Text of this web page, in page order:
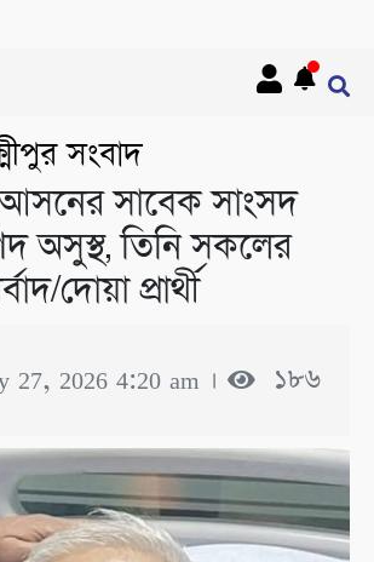
সংবাদ
আসনের সাবেক সাংসদ
অসুস্থ, তিনি সকলের
দোয়া প্রার্থী
27, 2026 4:20 am । ১৮৬